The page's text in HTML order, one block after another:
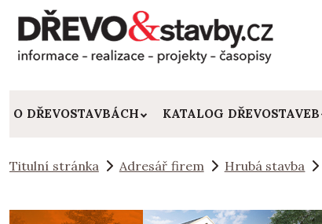
O DŘEVOSTAVBÁCH KATALOG DŘEVOSTAVEB
Titulní stránka Adresář firem Hrubá stavba